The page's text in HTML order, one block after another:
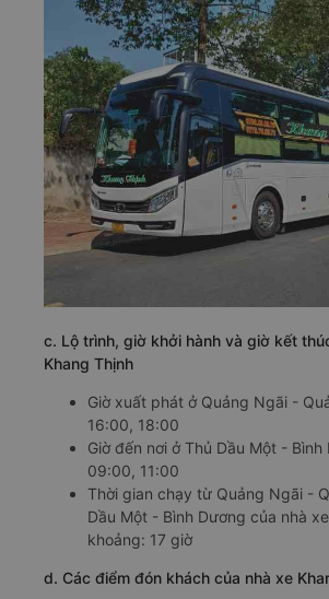
c. Lộ trình, giờ khởi hành và giờ kết
Khang Thịnh
Giờ xuất phát ở Quảng Ngãi -
16:00, 18:00
Giờ đến nơi ở Thủ Dầu Một -
09:00, 11:00
Thời gian chạy từ Quảng Ngãi -
Dầu Một - Bình Dương của nhà xe
khoảng: 17 giờ
d. Các điểm đón khách của nhà xe